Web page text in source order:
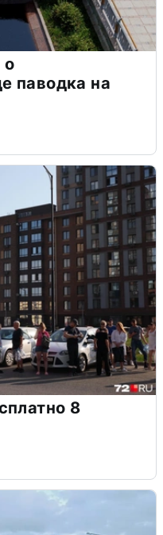
о
паводка на
8